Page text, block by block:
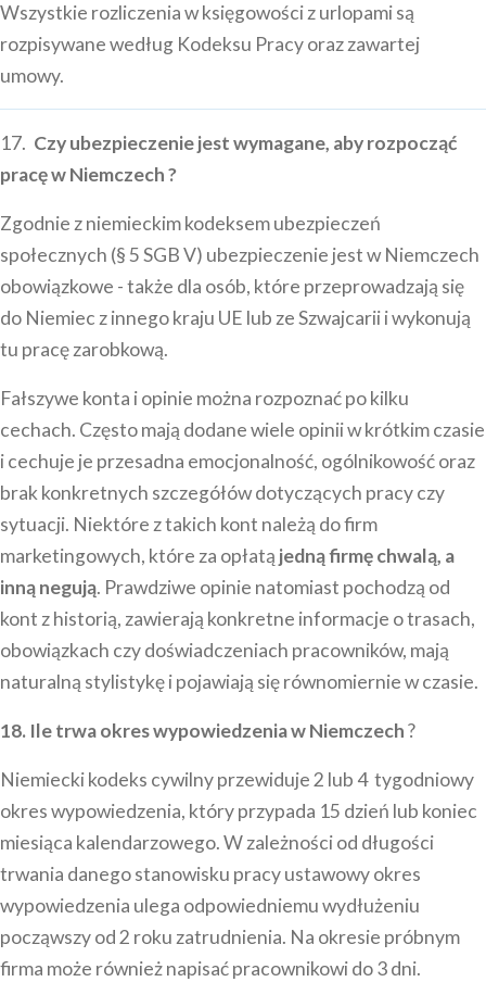
Wszystkie rozliczenia w księgowości z urlopami są
rozpisywane według Kodeksu Pracy oraz zawartej
umowy.
17. Czy ubezpieczenie jest wymagane, aby rozpocząć
pracę w Niemczech ?
Zgodnie z niemieckim kodeksem ubezpieczeń
społecznych (§ 5 SGB V) ubezpieczenie jest w Niemczech
obowiązkowe - także dla osób, które przeprowadzają się
do Niemiec z innego kraju UE lub ze Szwajcarii i wykonują
tu pracę zarobkową.
Fałszywe konta i opinie można rozpoznać po kilku
cechach. Często mają dodane wiele opinii w krótkim czasie
i cechuje je przesadna emocjonalność, ogólnikowość oraz
brak konkretnych szczegółów dotyczących pracy czy
sytuacji. Niektóre z takich kont należą do firm
marketingowych, które za opłatą jedną firmę chwalą, a
inną negują. Prawdziwe opinie natomiast pochodzą od
kont z historią, zawierają konkretne informacje o trasach,
obowiązkach czy doświadczeniach pracowników, mają
naturalną stylistykę i pojawiają się równomiernie w czasie.
18. Ile trwa okres wypowiedzenia w Niemczech?
Niemiecki kodeks cywilny przewiduje 2 lub 4 tygodniowy
okres wypowiedzenia, który przypada 15 dzień lub koniec
miesiąca kalendarzowego. W zależności od długości
trwania danego stanowisku pracy ustawowy okres
wypowiedzenia ulega odpowiedniemu wydłużeniu
począwszy od 2 roku zatrudnienia. Na okresie próbnym
firma może również napisać pracownikowi do 3 dni.